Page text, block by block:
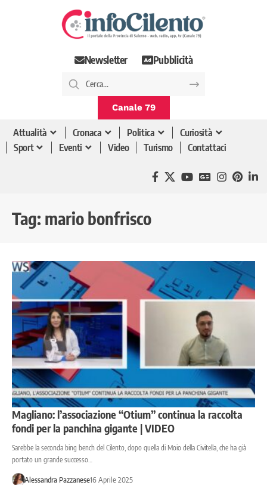
Newsletter Pubblicità
Canale 79
Attualità Cronaca Politica
Curiosità
Sport
Eventi Video Turismo Contattaci
Tag: mario bonfrisco
Magliano: l’associazione “Otium” continua la raccolta
fondi per la panchina gigante | VIDEO
Sarebbe la seconda bing bench del Cilento, dopo quella di Moio della Civitella, che ha già
portato un grande successo…
Alessandra Pazzanese16 Aprile 2025